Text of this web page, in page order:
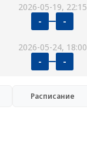
2026-05-19, 22:15
- -
2026-05-24, 18:00
- -
Расписание